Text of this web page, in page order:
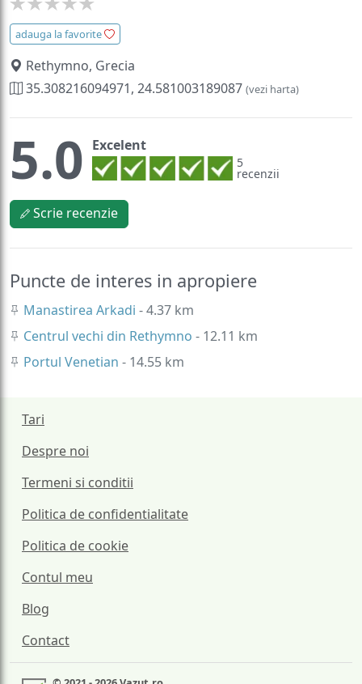
adauga la favorite
Rethymno, Grecia
35.308216094971, 24.581003189087 (vezi harta)
5.0 Excelent
5
recenzii
Scrie recenzie
Puncte de interes in apropiere
Manastirea Arkadi - 4.37 km
Centrul vechi din Rethymno - 12.11 km
Portul Venetian - 14.55 km
Tari
Despre noi
Termeni si conditii
Politica de confidentialitate
Politica de cookie
Contul meu
Blog
Contact